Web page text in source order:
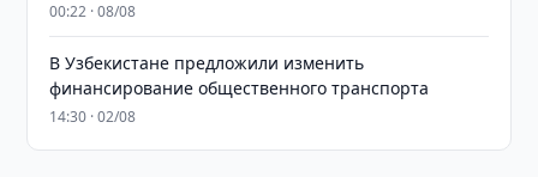
00:22 · 08/08
В Узбекистане предложили изменить
финансирование общественного транспорта
14:30 · 02/08